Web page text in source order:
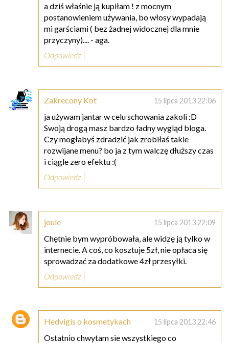
a dziś właśnie ją kupiłam ! z mocnym
postanowieniem używania, bo włosy wypadają
mi garściami ( bez żadnej widocznej dla mnie
przyczyny).... - aga.
Odpowiedz
Zakrecony Kot 15 lipca 2013 22:06
ja używam jantar w celu schowania zakoli :D
Swoją drogą masz bardzo ładny wygląd bloga.
Czy mogłabyś zdradzić jak zrobiłaś takie
rozwijane menu? bo ja z tym walczę dłuższy czas
i ciągle zero efektu :(
Odpowiedz
joule 15 lipca 2013 22:09
Chętnie bym wypróbowała, ale widzę ją tylko w
internecie. A coś, co kosztuje 5zł, nie opłaca się
sprowadzać za dodatkowe 4zł przesyłki.
Odpowiedz
Hedvigis o kosmetykach 15 lipca 2013 22:46
Ostatnio chwytam sie wszystkiego co